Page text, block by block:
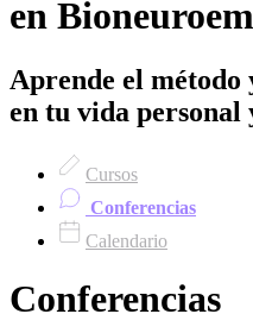
en
Aprende el método
en tu vida personal
Cursos
Conferencias
Calendario
Conferencias